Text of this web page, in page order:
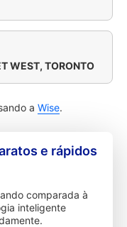
WEST, TORONTO
a Wise.
e rápidos
comparada à
inteligente